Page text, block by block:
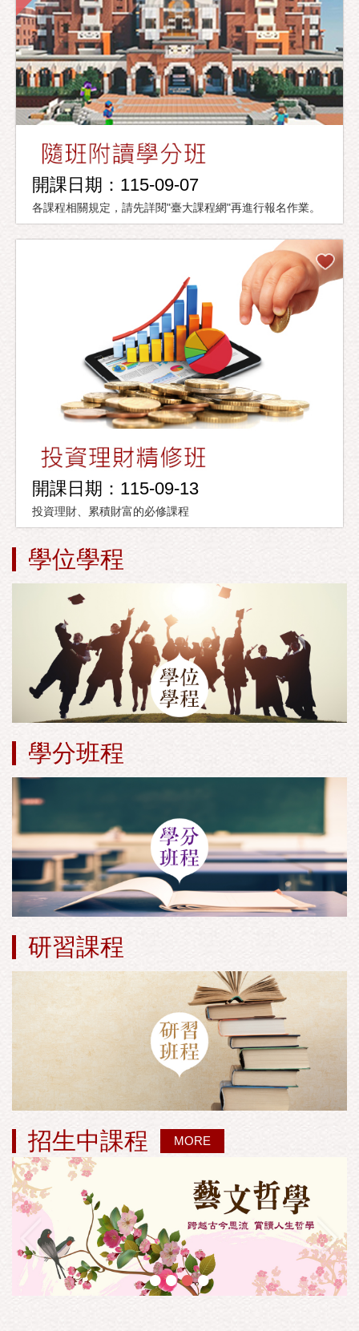
開課日期：115-09-07
各課程相關規定，請先詳閱"臺大課程網"再進行報名作業。
開課日期：115-09-13
投資理財、累積財富的必修課程
學位學程
學分班程
研習課程
招生中課程 MORE
••••